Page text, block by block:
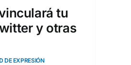
tu
y otras
DE EXPRESIÓN